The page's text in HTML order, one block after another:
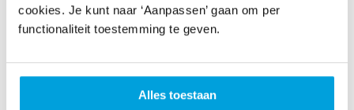
cookies. Je kunt naar ‘Aanpassen’ gaan om per
functionaliteit toestemming te geven.
Alles toestaan
scholen, bedrijven en evenementen. Daarnaast geven ze
ook les in Samba muziek en dans met hun Braziliaanse